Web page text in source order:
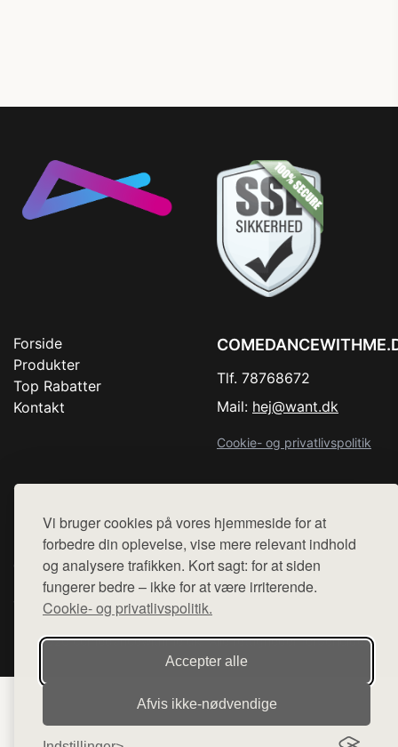
Vi bruger cookies på vores hjemmeside for at
forbedre din oplevelse, vise mere relevant indhold
og analysere trafikken. Kort sagt: for at siden
fungerer bedre – ikke for at være irriterende.
Cookie- og privatlivspolitik.
Accepter alle
Afvis ikke‑nødvendige
Forside
Produkter
Top Rabatter
Kontakt
Tlf. 78768672
Mail: hej@want.dk
Cookie- og privatlivspolitik
Denne side er en del af want.dk, der udgiver en række
hjemmesider med præsentation af forskellige produkter fra
diverse webshops. Der sælges ikke varer fra denne side - vi
henviser til de shops, som sælger varen. Vi har heller ikke
varerne på lager.
© 2026 comedancewithme.dk. Alle rettigheder forbeholdes.